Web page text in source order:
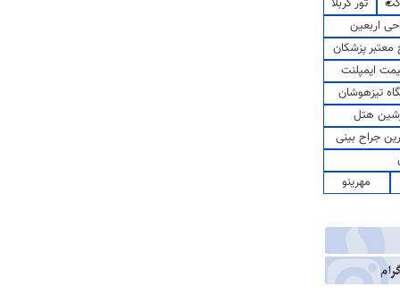
اربعین
پزشکان
ایمپلنت
تیزهوشان
هتل
جراح بینی
مهرینو